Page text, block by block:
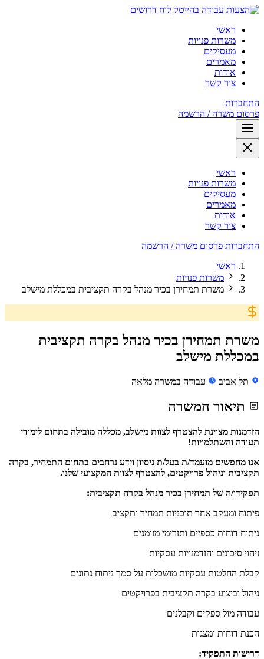
לוח דרושים
ראשי
משרות פנויות
מעסיקים
מאמרים
אודות
צור קשר
התחברות
פרסום משרה / הרשמה
ראשי
משרות פנויות
מעסיקים
מאמרים
אודות
צור קשר
התחברות פרסום משרה / הרשמה
ראשי
משרות פנויות
משרת תמחירן בכיר מנהל בקרה תקציבית במכללת מישלב
משרת תמחירן בכיר מנהל בקרה תקציבית
במכללת מישלב
תל אביב עבודה במשרה מלאה
תיאור המשרה
הזדמנות מצוינת להצטרף לצוות מישלב, מכללה מובילה בתחום לימודי
תעודה והשתלמויות!
אנו מחפשים מועמד/ת בעל/ת ניסיון וידע נרחבים בתחום התמחיר, בקרה
תקציבית וניהול פרויקטים, להצטרף לצוות המקצועי שלנו.
תפקידו/ה של תמחירן בכיר מנהל בקרה תקציבית:
פיתוח ומעקב אחר תוכניות תמחיר ותקציב
ניתוח דוחות כספיים ותזרימי מזומנים
זיהוי סיכונים והזדמנויות עסקיות
קבלת החלטות עסקיות מושכלות על סמך ניתוח נתונים
ניהול וביצוע בקרה תקציבית בפרויקטים
עבודה מול ספקים וקבלנים
הכנת דוחות ומצגות
דרישות התפקיד: